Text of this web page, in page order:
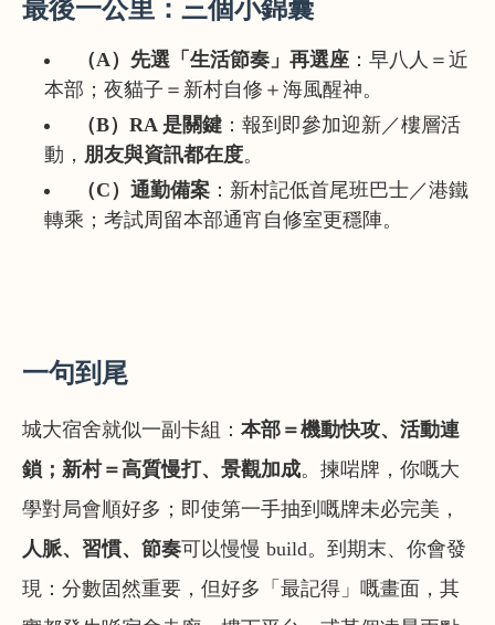
最後一公里：三個小錦囊
（A）先選「生活節奏」再選座 ：早八人＝近
本部；夜貓子＝新村自修＋海風醒神。
（B）RA 是關鍵 ：報到即參加迎新／樓層活
動， 朋友與資訊都在度。
（C）通勤備案 ：新村記低首尾班巴士／港鐵
轉乘；考試周留本部通宵自修室更穩陣。
一句到尾
城大宿舍就似一副卡組： 本部＝機動快攻、活動連
鎖；新村＝高質慢打、景觀加成。揀啱牌，你嘅大
學對局會順好多；即使第一手抽到嘅牌未必完美，
人脈、習慣、節奏可以慢慢 build。到期末、你會發
現：分數固然重要，但好多「最記得」嘅畫面，其